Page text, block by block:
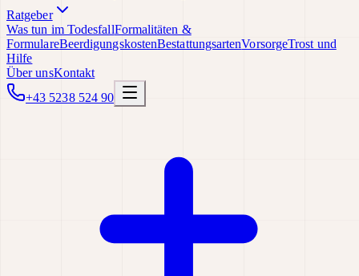
Ratgeber
Was tun im TodesfallFormalitäten &
FormulareBeerdigungskostenBestattungsartenVorsorgeTrost und
Hilfe
Über unsKontakt
+43 5238 524 90